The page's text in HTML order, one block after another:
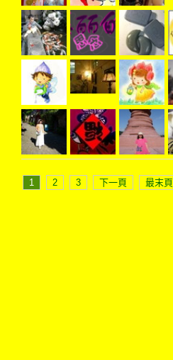
1 2 3 下一頁 最末頁